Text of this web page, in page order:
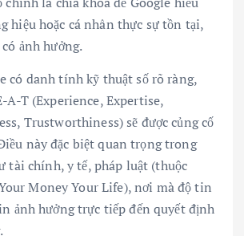
hiệu hoặc cá nhân thực sự tồn tại,
ảnh hưởng.
có danh tính kỹ thuật số rõ ràng,
A-T (Experience, Expertise,
Trustworthiness) sẽ được củng cố
này đặc biệt quan trọng trong
tài chính, y tế, pháp luật (thuộc
Money Your Life), nơi mà độ tin
ảnh hưởng trực tiếp đến quyết định